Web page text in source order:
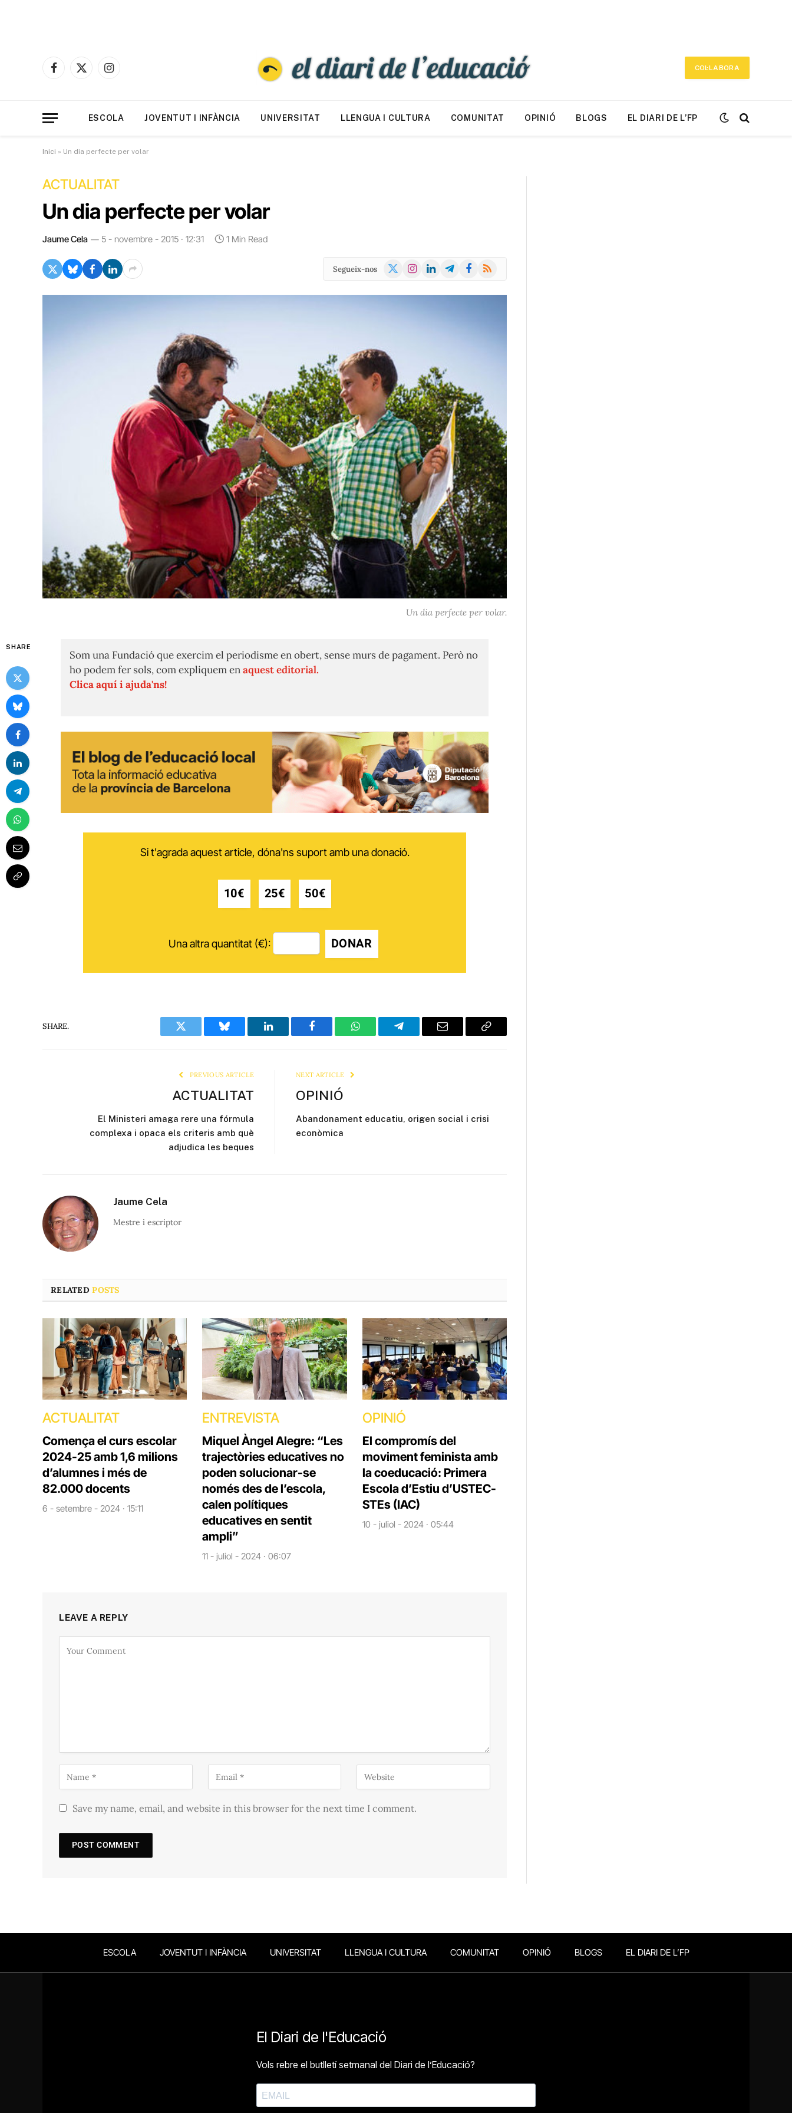
Facebook
X
Instagram
COL·LABORA
ESCOLA JOVENTUT I INFÀNCIA UNIVERSITAT LLENGUA I CULTURA COMUNITAT OPINIÓ BLOGS EL DIARI DE L’FP
Inici » Un dia perfecte per volar
ACTUALITAT
Un dia perfecte per volar
Jaume Cela 5 - novembre - 2015 · 12:31 1 Min Read
Segueix-nos
X
Instagram
LinkedInTelegramFacebook
RSS
Un dia perfecte per volar.
SHARE
Som una Fundació que exercim el periodisme en obert, sense murs de pagament. Però no
ho podem fer sols, com expliquem enaquest editorial.
Clica aquí i ajuda'ns!
Si t'agrada aquest article, dóna'ns suport amb una donació.
10€ 25€ 50€
Una altra quantitat (€): DONAR
SHARE.
Twitter Bluesky LinkedIn Facebook WhatsAppTelegram Email
Copy
PREVIOUS ARTICLE
ACTUALITAT
El Ministeri amaga rere una fórmula
complexa i opaca els criteris amb què
adjudica les beques
NEXT ARTICLE
OPINIÓ
Abandonament educatiu, origen social i crisi
econòmica
Jaume Cela
Mestre i escriptor
RELATEDPOSTS
ACTUALITAT
Comença el curs escolar
2024-25 amb 1,6 milions
d’alumnes i més de
82.000 docents
6 - setembre - 2024 · 15:11
ENTREVISTA
Miquel Àngel Alegre: “Les
trajectòries educatives no
poden solucionar-se
només des de l’escola,
calen polítiques
educatives en sentit
ampli”
11 - juliol - 2024 · 06:07
OPINIÓ
El compromís del
moviment feminista amb
la coeducació: Primera
Escola d’Estiu d’USTEC-
STEs (IAC)
10 - juliol - 2024 · 05:44
LEAVE A REPLY
Save my name, email, and website in this browser for the next time I comment.
ESCOLA JOVENTUT I INFÀNCIA UNIVERSITAT LLENGUA I CULTURA COMUNITAT OPINIÓ BLOGS EL DIARI DE L’FP